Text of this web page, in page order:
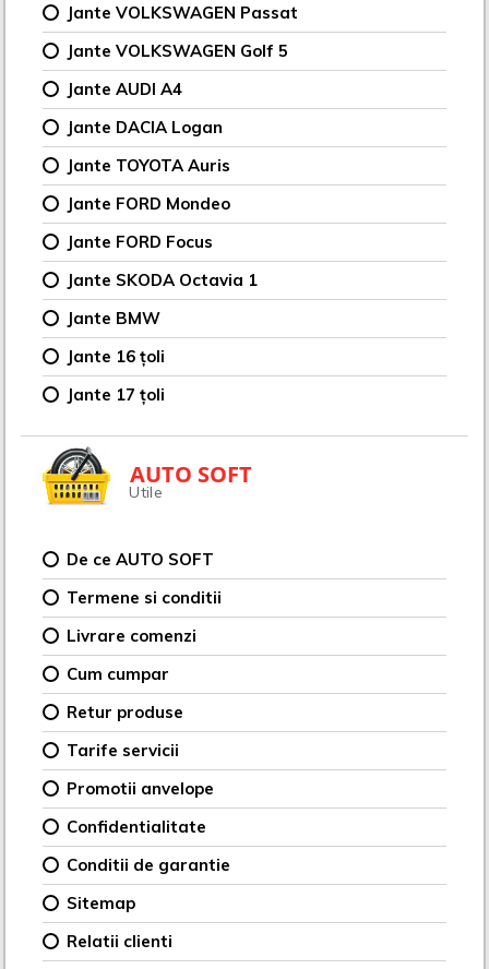
Jante VOLKSWAGEN Passat
Jante VOLKSWAGEN Golf 5
Jante AUDI A4
Jante DACIA Logan
Jante TOYOTA Auris
Jante FORD Mondeo
Jante FORD Focus
Jante SKODA Octavia 1
Jante BMW
Jante 16 țoli
Jante 17 țoli
AUTO SOFT
Utile
De ce AUTO SOFT
Termene si conditii
Livrare comenzi
Cum cumpar
Retur produse
Tarife servicii
Promotii anvelope
Confidentialitate
Conditii de garantie
Sitemap
Relatii clienti